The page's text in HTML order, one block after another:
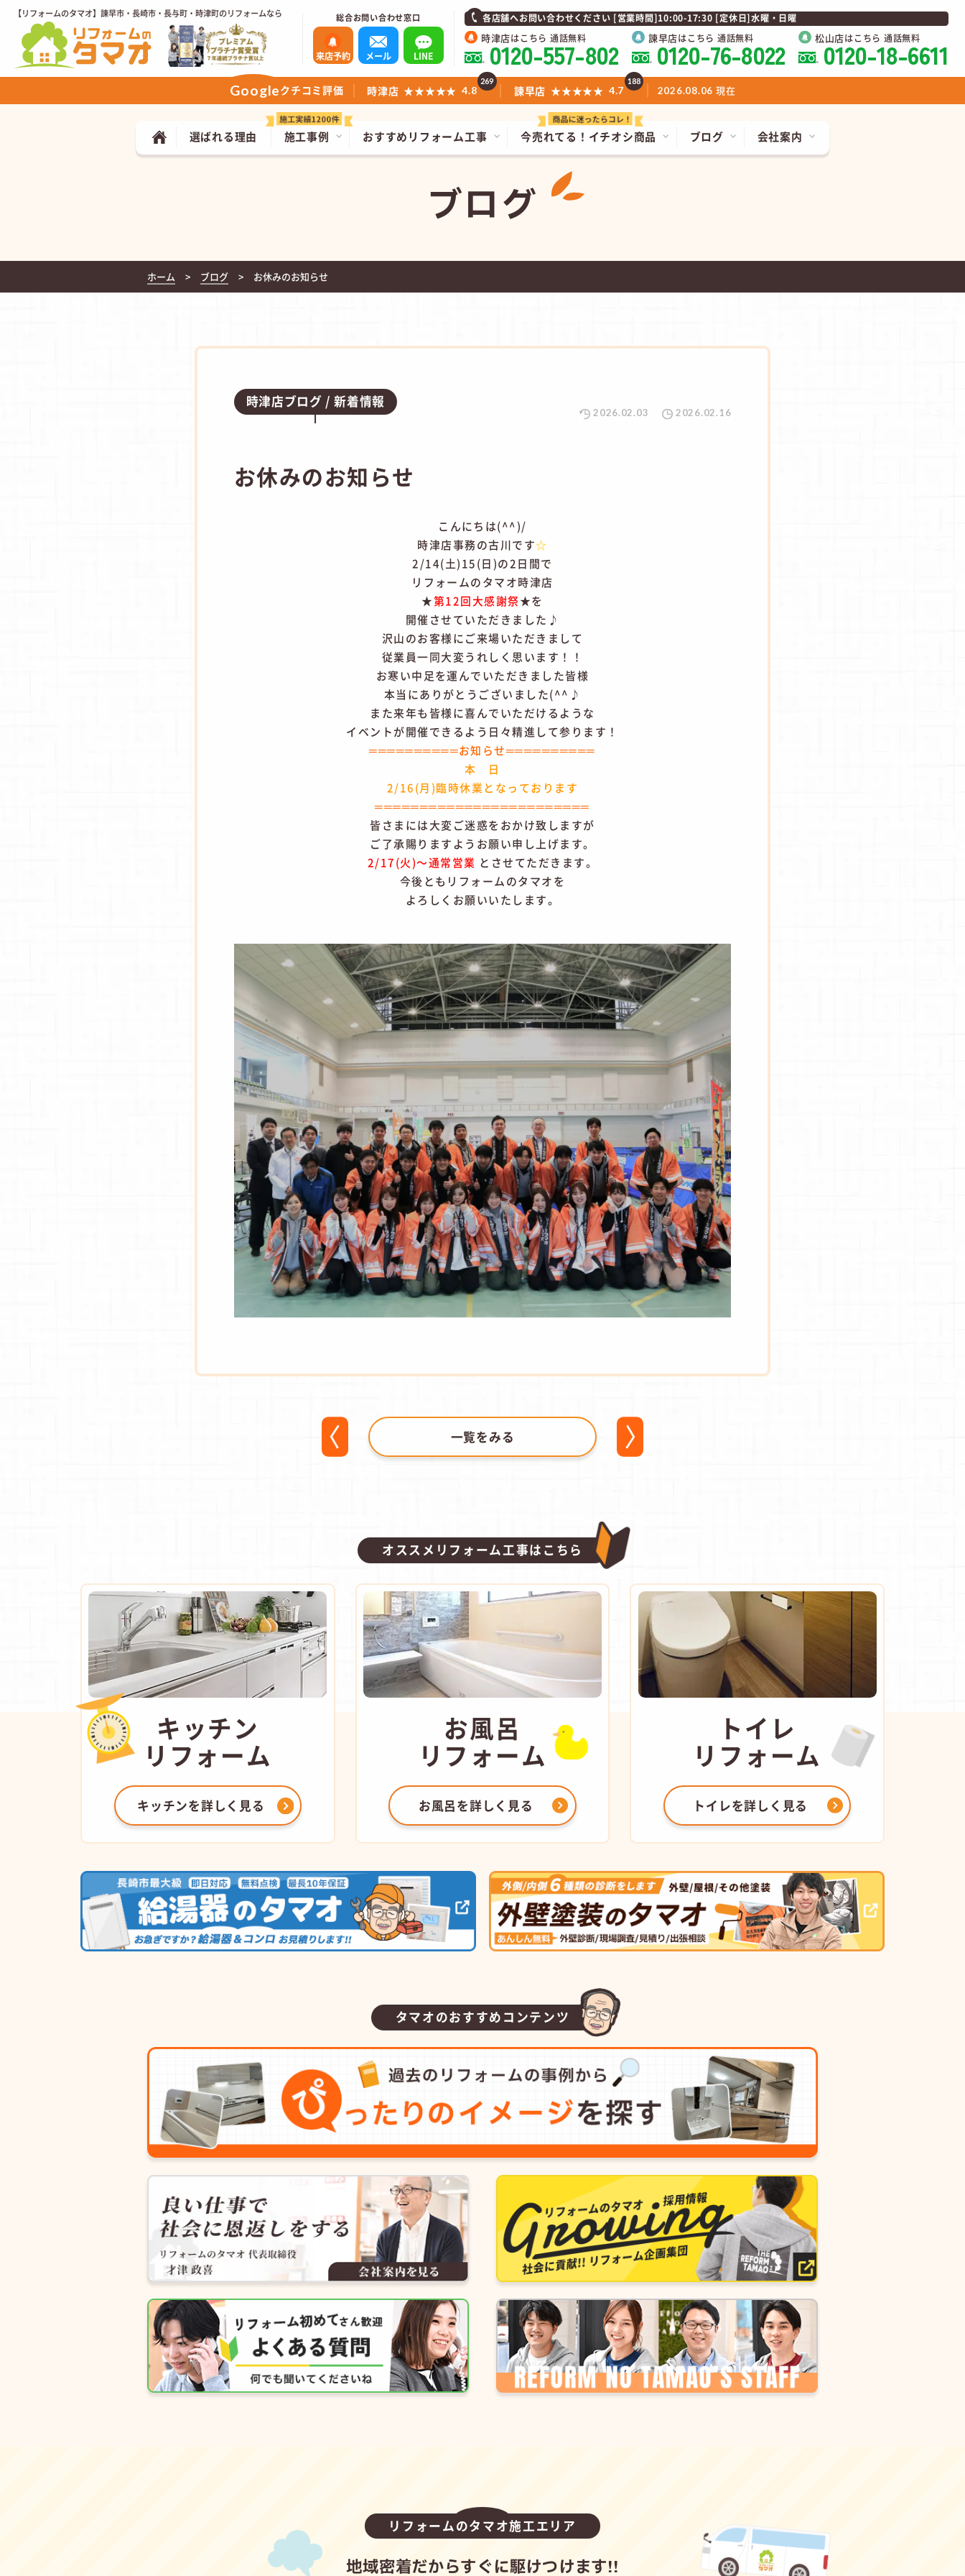
【リフォームのタマオ】諫早市・長崎市・長与町・時津町のリフォームなら 総合お問い合わせ窓口
来店予約 メール LINE
各店舗へお問い合わせください [営業時間]10:00-17:30 [定休日]水曜・日曜
時津店はこちら 通話無料
0120-557-802 諫早店はこちら 通話無料
0120-76-8022 松山店はこちら 通話無料
0120-18-6611
今売れてる！ イチオシ商品
施工事例 おすすめリフォーム工事
選ばれる理由 ブログ 会社案内
Googleクチコミ評価 時津店 ★★★★★ 4.8
269
諫早店 ★★★★★ 4.7
188
2026.08.06 現在
ブログ
ホーム ブログ お休みのお知らせ
時津店ブログ 新着情報
2026.02.03 2026.02.16
お休みのお知らせ
こんにちは(^^)/
時津店事務の古川です☆
2/14(土)15(日)の2日間で
リフォームのタマオ時津店
★第12回大感謝祭★を
開催させていただきました♪
沢山のお客様にご来場いただきまして
従業員一同大変うれしく思います！！
お寒い中足を運んでいただきました皆様
本当にありがとうございました(^^♪
また来年も皆様に喜んでいただけるような
イベントが開催できるよう日々精進して参ります！
══════════お知らせ══════════
本 日
2/16(月)臨時休業となっております
════════════════════════
皆さまには大変ご迷惑をおかけ致しますが
ご了承賜りますようお願い申し上げます。
2/17(火)～通常営業 とさせてただきます。
今後ともリフォームのタマオを
よろしくお願いいたします。
一覧をみる
オススメリフォーム工事はこちら
キッチン
リフォーム
キッチンを詳しく見る
お風呂
リフォーム
お風呂を詳しく見る
トイレ
リフォーム
トイレを詳しく見る
タマオのおすすめコンテンツ
リフォームのタマオ施工エリア
地域密着だからすぐに駆けつけます!!